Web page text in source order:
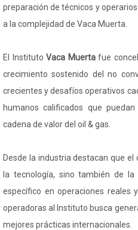
preparación de técnicos y
a la complejidad de Vaca Muerta.
El Instituto Vaca Muertafue
crecimiento sostenido del no
crecientes y desafíos operativos
humanos calificados que
cadena de valor del oil & gas.
Desde la industria destacan que el
la tecnología, sino también de
específico en operaciones reales
operadoras al Instituto busca
mejores prácticas internacionales.